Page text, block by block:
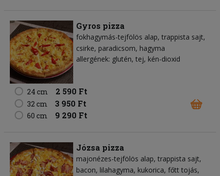
Gyros pizza
fokhagymás-tejfölös alap trappista sajt
csirke paradicsom hagyma
allergének: glutén, tej, kén-dioxid
24 cm 2 590 Ft
32 cm 3 950 Ft
60 cm 9 290 Ft
Józsa pizza
majonézes-tejfölös alap trappista sajt
bacon lilahagyma kukorica főtt tojás